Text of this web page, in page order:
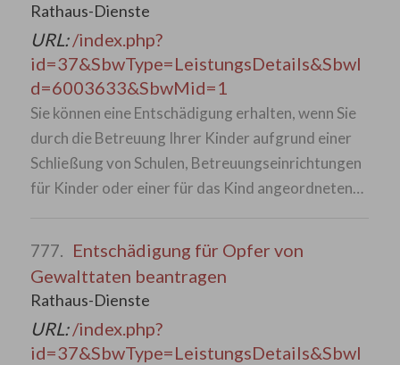
Rathaus-Dienste
URL:/index.php?
id=37&SbwType=LeistungsDetails&SbwI
d=6003633&SbwMid=1
Sie können eine Entschädigung erhalten, wenn Sie
durch die Betreuung Ihrer Kinder aufgrund einer
Schließung von Schulen, Betreuungseinrichtungen
für Kinder oder einer für das Kind angeordneten…
777. Entschädigung für Opfer von
Gewalttaten beantragen
Rathaus-Dienste
URL:/index.php?
id=37&SbwType=LeistungsDetails&SbwI